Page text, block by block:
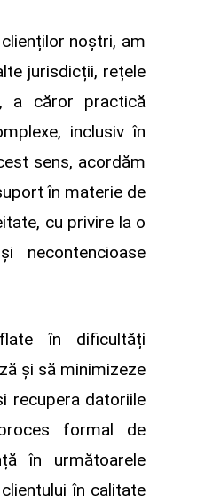
noștri, am
jurisdicții, rețele
a căror practică
inclusiv în
sens, acordăm
în materie de
cu privire la o
necontencioase
în dificultăți
și să minimizeze
recupera datoriile
formal de
în următoarele
în calitate